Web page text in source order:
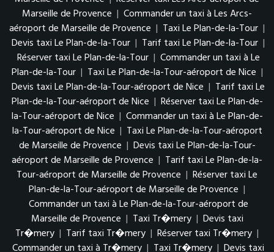
Marseille de Provence | Commander un taxi à Les Arcs-
aéroport de Marseille de Provence | Taxi Le Plan-de-la-Tour |
Devis taxi Le Plan-de-la-Tour | Tarif taxi Le Plan-de-la-Tour |
Réserver taxi Le Plan-de-la-Tour | Commander un taxi à Le
Plan-de-la-Tour | Taxi Le Plan-de-la-Tour-aéroport de Nice |
Devis taxi Le Plan-de-la-Tour-aéroport de Nice | Tarif taxi Le
Plan-de-la-Tour-aéroport de Nice | Réserver taxi Le Plan-de-
la-Tour-aéroport de Nice | Commander un taxi à Le Plan-de-
la-Tour-aéroport de Nice | Taxi Le Plan-de-la-Tour-aéroport
de Marseille de Provence | Devis taxi Le Plan-de-la-Tour-
aéroport de Marseille de Provence | Tarif taxi Le Plan-de-la-
Tour-aéroport de Marseille de Provence | Réserver taxi Le
Plan-de-la-Tour-aéroport de Marseille de Provence |
Commander un taxi à Le Plan-de-la-Tour-aéroport de
Marseille de Provence | Taxi Tr�mery | Devis taxi
Tr�mery | Tarif taxi Tr�mery | Réserver taxi Tr�mery |
Commander un taxi à Tr�mery | Taxi Tr�mery | Devis taxi